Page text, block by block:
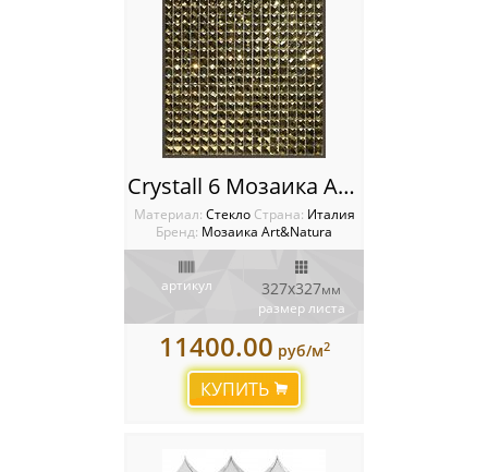
Crystall 6 Мозаика Art Natura
Материал: Стекло Cтрана: Италия
Бренд: Мозаика Art&Natura
артикул 327x327мм
размер листа
11400.00 руб/м2
КУПИТЬ